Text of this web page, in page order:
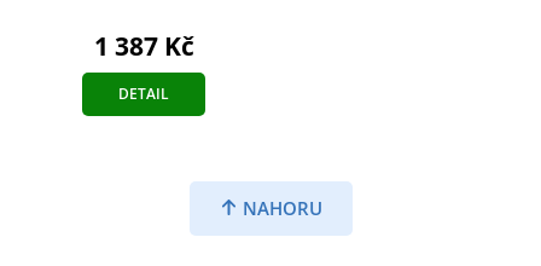
1 387 Kč
DETAIL
NAHORU